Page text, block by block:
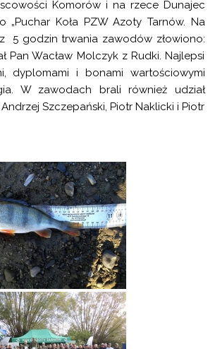
Komorów i na rzece Dunajec
Koła PZW Azoty Tarnów. Na
5 godzin trwania zawodów złowiono:
Wacław Molczyk z Rudki. Najlepsi
dyplomami i bonami wartościowymi
. W zawodach brali również udział
Szczepański, Piotr Naklicki i Piotr